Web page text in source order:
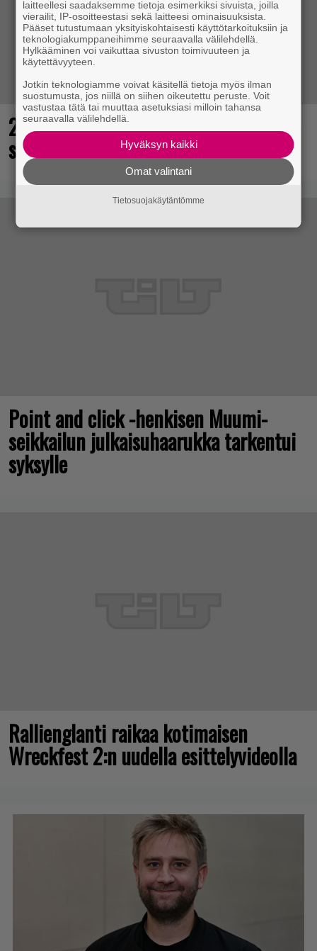
25 kaikkien aikojen parasta
supersankaripeliä listattu
Point and click -henkisen Muumi-
seikkailun julkaisuhaarukka tarkentui
syksylle
Rallienglanti raikaa kotimaisen
Wreckfest 2:n uudella esittelyvideolla
laitteellesi saadaksemme tietoja esimerkiksi sivuista, joilla
vierailit, IP-osoitteestasi sekä laitteesi ominaisuuksista.
Pääset tutustumaan yksityiskohtaisesti käyttötarkoituksiin ja
teknologiakumppaneihimme seuraavalla välilehdellä.
Hylkääminen voi vaikuttaa sivuston toimivuuteen ja
käytettävyyteen.
Jotkin teknologiamme voivat käsitellä tietoja myös ilman
suostumusta, jos niillä on siihen oikeutettu peruste. Voit
vastustaa tätä tai muuttaa asetuksiasi milloin tahansa
seuraavalla välilehdellä.
Hyväksyn kaikki
Omat valintani
Tietosuojakäytäntömme